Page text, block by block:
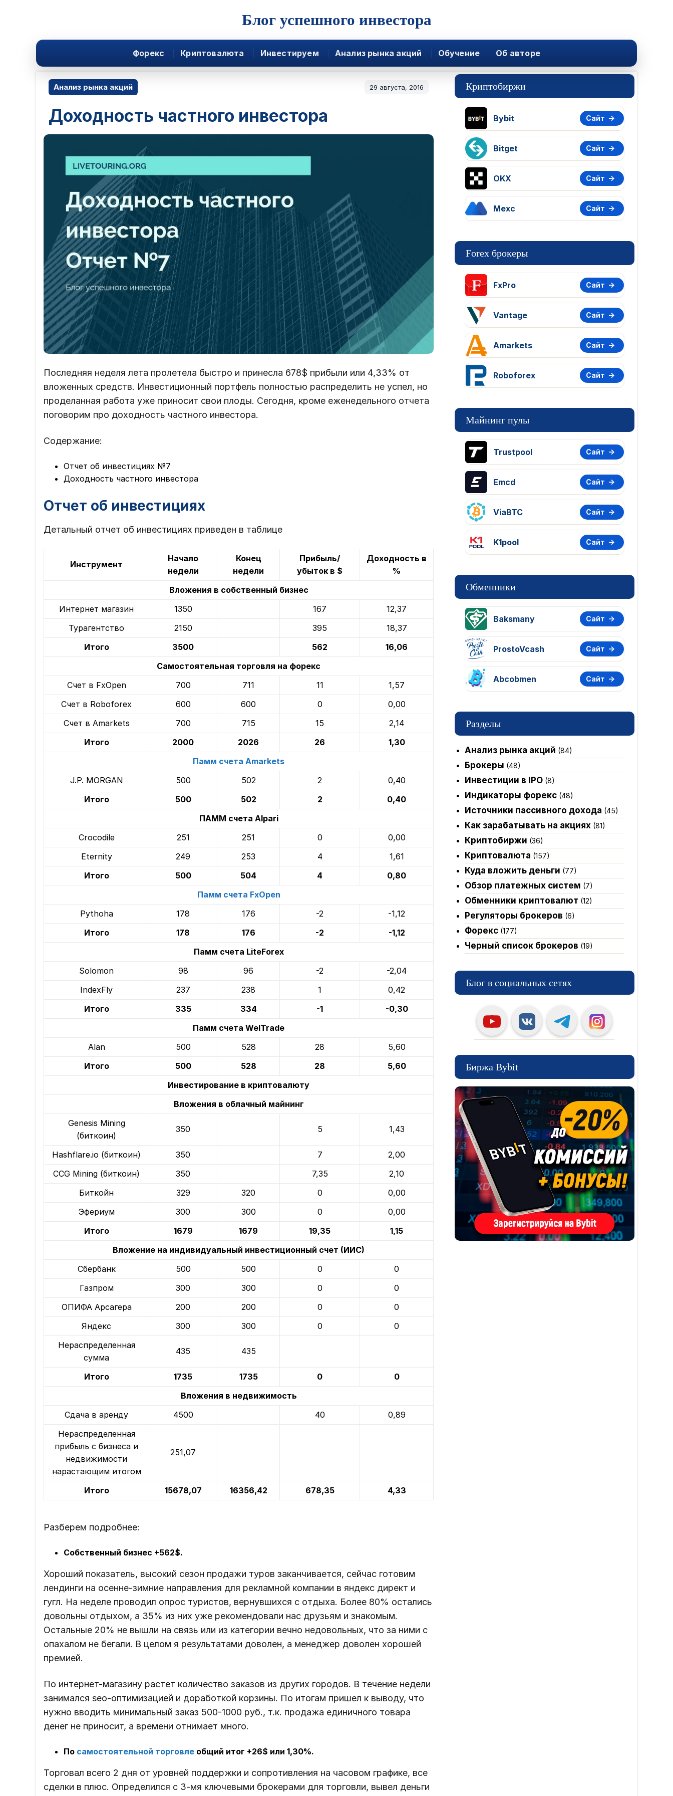
Блог успешного инвестора
Форекс Криптовалюта Инвестируем Анализ рынка акций Обучение Об авторе
Анализ рынка акций 29 августа, 2016
Доходность частного инвестора
Последняя неделя лета пролетела быстро и принесла 678$ прибыли или 4,33% от
вложенных средств. Инвестиционный портфель полностью распределить не успел, но
проделанная работа уже приносит свои плоды. Сегодня, кроме еженедельного отчета
поговорим про доходность частного инвестора.
Содержание:
Отчет об инвестициях №7
Доходность частного инвестора
Отчет об инвестициях
Детальный отчет об инвестициях приведен в таблице
Инструмент
Начало
недели
Конец
недели
Прибыль/
убыток в $
Доходность в
%
Вложения в собственный бизнес
Интернет магазин
1350 167
12,37
Турагентство
2150 395
18,37
Итого
3500 562
16,06
Самостоятельная торговля на форекс
Счет в FxOpen
700 711 11
1,57
Счет в Roboforex
600 600 0
0,00
Счет в Amarkets
700 715 15
2,14
Итого
2000 2026 26
1,30
Памм счета Amarkets
J.P. MORGAN
500 502 2
0,40
Итого
500 502 2
0,40
ПАММ счета Alpari
Crocodile
251 251 0
0,00
Eternity
249 253 4
1,61
Итого
500 504 4
0,80
Памм счета FxOpen
Pythoha
178 176 -2
-1,12
Итого
178 176 -2
-1,12
Памм счета LiteForex
Solomon
98 96 -2
-2,04
IndexFly
237 238 1
0,42
Итого
335 334 -1
-0,30
Памм счета WelTrade
Alan
500 528 28
5,60
Итого
500 528 28
5,60
Инвестирование в криптовалюту
Вложения в облачный майнинг
Genesis Mining
(биткоин)
350 5 1,43
Hashflare.io (биткоин) 350 7
2,00
CCG Mining (биткоин)
350 7,35
2,10
Биткойн
329 320 0
0,00
Эфериум
300 300 0
0,00
Итого
1679 1679 19,35
1,15
Вложение на индивидуальный инвестиционный счет (ИИС)
Сбербанк
500 500 0
0
Газпром
300 300 0
0
ОПИФА Арсагера
200 200 0
0
Яндекс
300 300 0
0
Нераспределенная
сумма
435 435
Итого 1735 1735 0
0
Вложения в недвижимость
Сдача в аренду
4500 40
0,89
Нераспределенная
прибыль с бизнеса и
недвижимости
нарастающим итогом
251,07
Итого 15678,07 16356,42 678,35 4,33
Разберем подробнее:
Собственный бизнес +562$.
Хороший показатель, высокий сезон продажи туров заканчивается, сейчас готовим
лендинги на осенне-зимние направления для рекламной компании в яндекс директ и
гугл. На неделе проводил опрос туристов, вернувшихся с отдыха. Более 80% остались
довольны отдыхом, а 35% из них уже рекомендовали нас друзьям и знакомым.
Остальные 20% не вышли на связь или из категории вечно недовольных, что за ними с
опахалом не бегали. В целом я результатами доволен, а менеджер доволен хорошей
премией.
По интернет-магазину растет количество заказов из других городов. В течение недели
занимался seo-оптимизацией и доработкой корзины. По итогам пришел к выводу, что
нужно вводить минимальный заказ 500-1000 руб., т.к. продажа единичного товара
денег не приносит, а времени отнимает много.
По самостоятельной торговле общий итог +26$ или 1,30%.
Торговал всего 2 дня от уровней поддержки и сопротивления на часовом графике, все
сделки в плюс. Определился с 3-мя ключевыми брокерами для торговли, вывел деньги
Криптобиржи
Bybit Сайт
Bitget Сайт
OKX Сайт
Mexc Сайт
Forex брокеры
FxPro Сайт
Vantage Сайт
Amarkets Сайт
Roboforex Сайт
Майнинг пулы
Trustpool Сайт
Emcd Сайт
ViaBTC Сайт
K1pool Сайт
Обменники
Baksmany Сайт
ProstoVcash Сайт
Abcobmen Сайт
Разделы
Анализ рынка акций (84)
Брокеры (48)
Инвестиции в IPO(8)
Индикаторы форекс(48)
Источники пассивного дохода (45)
Как зарабатывать на акциях(81)
Криптобиржи (36)
Криптовалюта (157)
Куда вложить деньги (77)
Обзор платежных систем (7)
Обменники криптовалют (12)
Регуляторы брокеров (6)
Форекс(177)
Черный список брокеров (19)
Блог в социальных сетях
Биржа Bybit